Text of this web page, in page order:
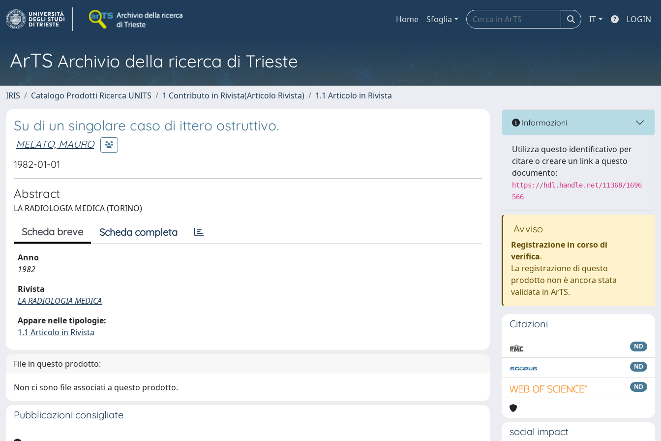
Home Sfoglia IT LOGIN
ArTS Archivio della ricerca di Trieste
IRIS Catalogo Prodotti Ricerca UNITS 1 Contributo in Rivista(Articolo Rivista) 1.1 Articolo in Rivista
Su di un singolare caso di ittero ostruttivo.
MELATO, MAURO
1982-01-01
Abstract
LA RADIOLOGIA MEDICA (TORINO)
Scheda breve Scheda completa
Anno
1982
Rivista
LA RADIOLOGIA MEDICA
Appare nelle tipologie:
1.1 Articolo in Rivista
File in questo prodotto:
Non ci sono file associati a questo prodotto.
Pubblicazioni consigliate
Informazioni
Utilizza questo identificativo per
citare o creare un link a questo
documento:
https://hdl.handle.net/11368/1696
566
Avviso
Registrazione in corso di
verifica.
La registrazione di questo
prodotto non è ancora stata
validata in ArTS.
Citazioni
ND
ND
ND
social impact